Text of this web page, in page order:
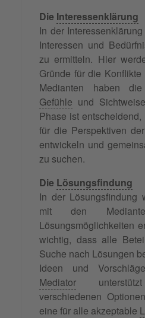
Die Interessenklärung
In der
Interessen und
zu ermitteln. Hier
Gründe für die
Medianten haben
Gefühle und
Phase ist entscheidend,
für die Perspektiven
entwickeln und
zu suchen.
Die Lösungsfindung
In der Lösungsfindung
mit den
Lösungsmöglichkeiten
wichtig, dass alle
Suche nach Lösungen
Ideen und
Mediator
verschiedenen
eine für alle akzeptable